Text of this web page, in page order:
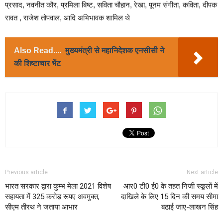
प्रसाद, नवनीत कौर, प्रमिला बिष्ट, सविता चौहान, रेखा, पूनम संगीता, कविता, दीपक
रावत , राजेश तोपवाल, आदि अभिभावक शामिल थे
Also Read.... मुख्यमंत्री से महानिदेशक एनसीसी ने
की शिष्टाचार भेंट
Previous article
भारत सरकार द्वारा कुम्भ मेला 2021 विशेष
सहायता में 325 करोड़ रूपए अवमुक्त,
सीएम तीरथ ने जताया आभार
Next article
आर0 टी0 ई0 के तहत निजी स्कूलों में
दाखिले के लिए 15 दिन की समय सीमा
बढाई जाए-लाखन सिंह